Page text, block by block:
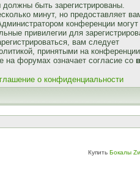
быть зарегистрированы.
минут, но предоставляет
конференции
привилегии для
вам следует
принятыми на
на форумах означает согласие со
о конфиденциальности
Купить Бокалы